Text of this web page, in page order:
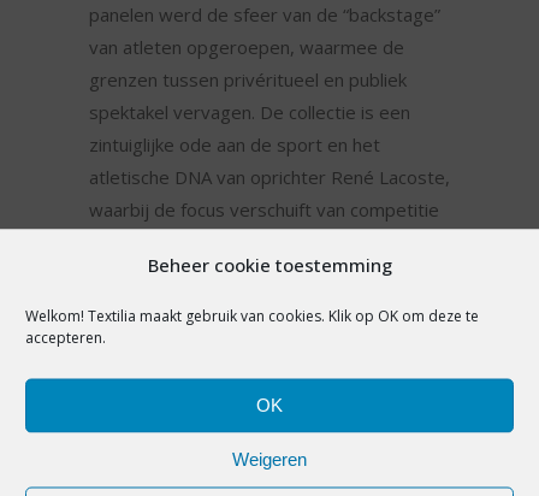
Beheer cookie toestemming
Welkom! Textilia maakt gebruik van cookies. Klik op OK om deze te
accepteren.
OK
Weigeren
panelen werd de sfeer van de “backstage”
van atleten opgeroepen, waarmee de
grenzen tussen privéritueel en publiek
spektakel vervagen. De collectie is een
zintuiglijke ode aan de sport en het
atletische DNA van oprichter René Lacoste,
waarbij de focus verschuift van competitie
Kolotouros verkent de allure
van incomplete kleding – losgeknoopte
polo’s, onafgewerkte proporties – en het
doordrenkte kleding afwerpen en stappen
in een nieuwe lichtheid en elegantie. Dit
resulteert in een dynamische en sensuele